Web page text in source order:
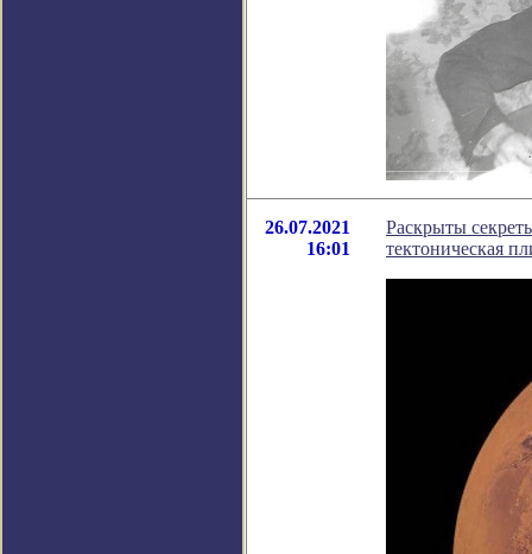
26.07.2021
16:01
Раскрыты
тектоническая